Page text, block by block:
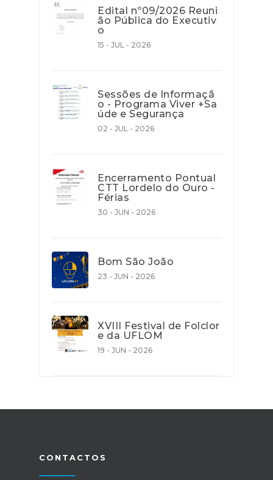
Edital nº09/2026 Reuni
ão Pública do Executiv
o
15 - JUL - 2026
Sessões de Informaçã
o - Programa Viver +Sa
úde e Segurança
02 - JUL - 2026
Encerramento Pontual
CTT Lordelo do Ouro -
Férias
30 - JUN - 2026
Bom São João
23 - JUN - 2026
XVIII Festival de Folclor
e da UFLOM
19 - JUN - 2026
CONTACTOS